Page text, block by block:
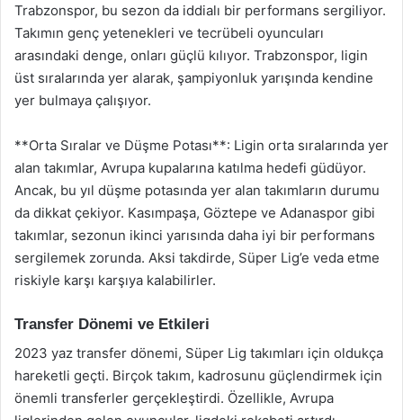
Trabzonspor, bu sezon da iddialı bir performans sergiliyor.
Takımın genç yetenekleri ve tecrübeli oyuncuları
arasındaki denge, onları güçlü kılıyor. Trabzonspor, ligin
üst sıralarında yer alarak, şampiyonluk yarışında kendine
yer bulmaya çalışıyor.
**Orta Sıralar ve Düşme Potası**: Ligin orta sıralarında yer
alan takımlar, Avrupa kupalarına katılma hedefi güdüyor.
Ancak, bu yıl düşme potasında yer alan takımların durumu
da dikkat çekiyor. Kasımpaşa, Göztepe ve Adanaspor gibi
takımlar, sezonun ikinci yarısında daha iyi bir performans
sergilemek zorunda. Aksi takdirde, Süper Lig’e veda etme
riskiyle karşı karşıya kalabilirler.
Transfer Dönemi ve Etkileri
2023 yaz transfer dönemi, Süper Lig takımları için oldukça
hareketli geçti. Birçok takım, kadrosunu güçlendirmek için
önemli transferler gerçekleştirdi. Özellikle, Avrupa